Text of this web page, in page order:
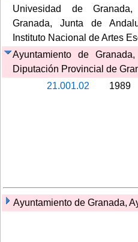
Univesidad de
Granada, Junta de
Instituto Nacional de Artes
Ayuntamiento de
Diputación Provincial de
21.001.02
1989
Ayuntamiento de Granada,